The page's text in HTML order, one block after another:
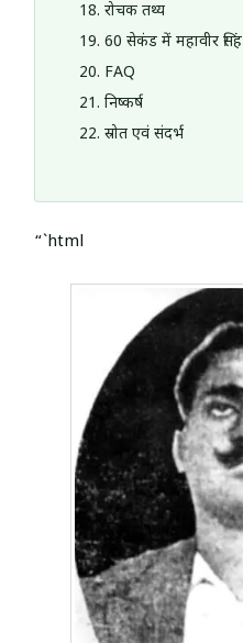
रोचक तथ्य
60 सेकंड में महावीर सिंह
FAQ
निष्कर्ष
स्रोत एवं संदर्भ
“`html